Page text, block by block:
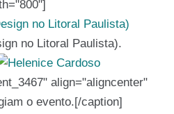
no Litoral Paulista).
align="aligncenter"
o evento.[/caption]